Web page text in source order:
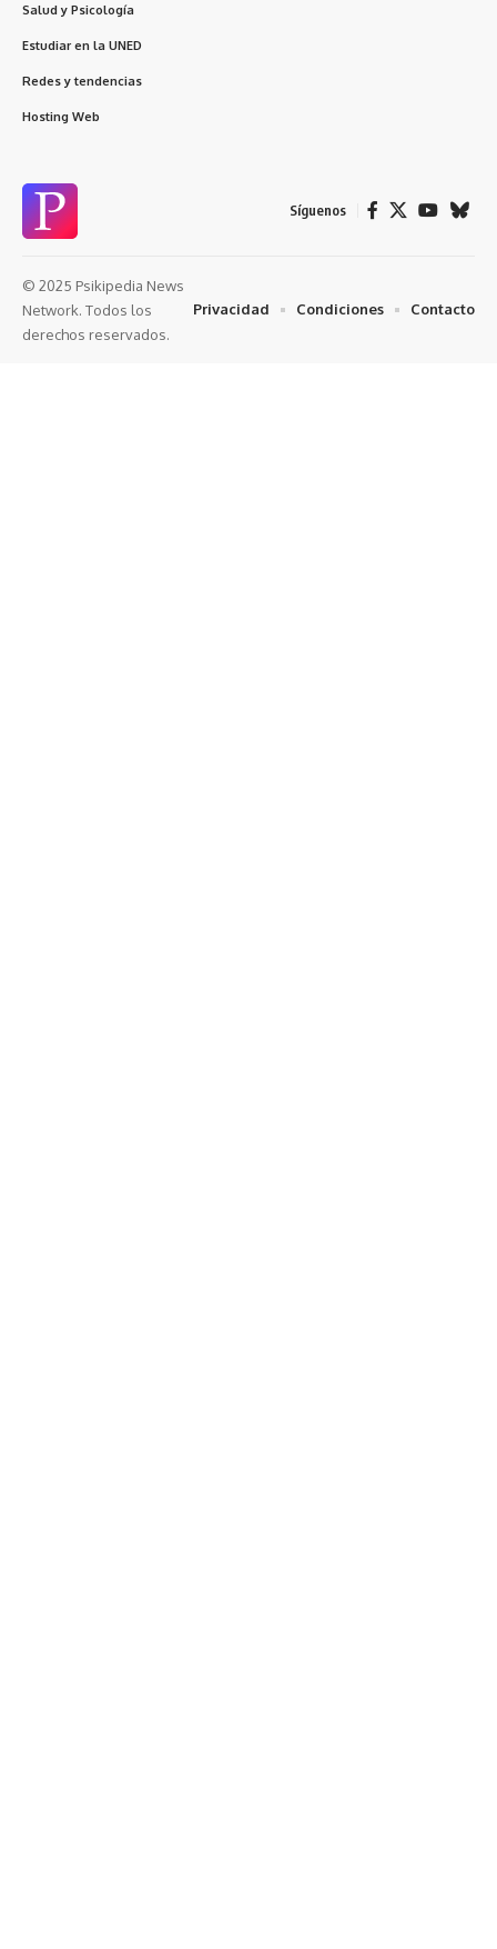
Salud y Psicología
Estudiar en la UNED
Redes y tendencias
Hosting Web
Síguenos
© 2025 Psikipedia News
Network. Todos los
derechos reservados.
Privacidad Condiciones Contacto